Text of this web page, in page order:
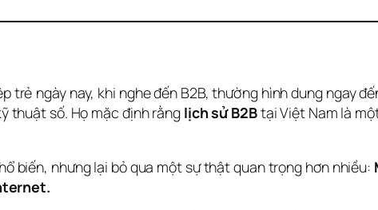
trẻ ngày nay, khi nghe đến B2B, thường hình dung ngay
thuật số. Họ mặc định rằng lịch sử B2B tại Việt Nam là
biến, nhưng lại bỏ qua một sự thật quan trọng hơn nhiều: